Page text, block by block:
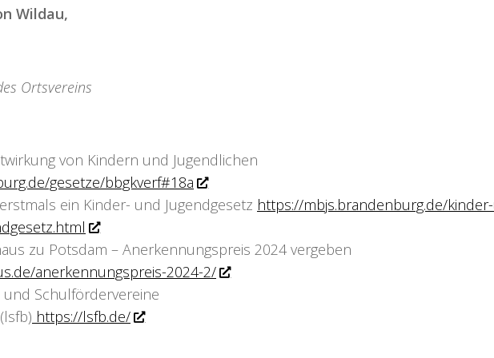
Wildau,
Ortsvereins
von Kindern und Jugendlichen
gesetze/bbgkverf#18a
ein Kinder- und Jugendgesetz https://mbjs.brandenburg.de/
zu Potsdam – Anerkennungspreis 2024 vergeben
anerkennungspreis-2024-2/
und Schulfördervereine
https://lsfb.de/